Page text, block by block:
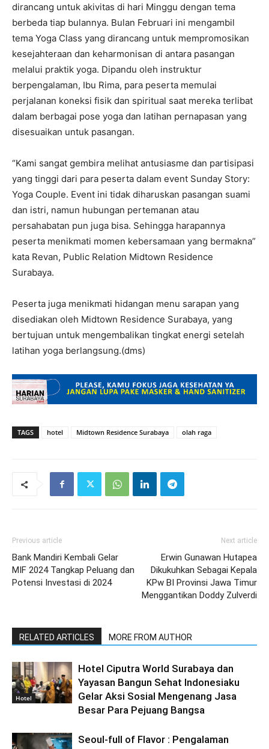
dirancang untuk akivitas di hari Minggu dengan tema
berbeda tiap bulannya. Bulan Februari ini mengambil
tema Yoga Class yang dirancang untuk mempromosikan
kesejahteraan dan keharmonisan di antara pasangan
melalui praktik yoga. Dipandu oleh instruktur
berpengalaman, Ibu Rima, para peserta memulai
perjalanan koneksi fisik dan spiritual saat mereka terlibat
dalam berbagai pose yoga dan latihan pernapasan yang
disesuaikan untuk pasangan.
“Kami sangat gembira melihat antusiasme dan partisipasi
yang tinggi dari para peserta dalam event Sunday Story:
Yoga Couple. Event ini tidak diharuskan pasangan suami
dan istri, namun hubungan pertemanan atau
persahabatan pun juga bisa. Sehingga harapannya
peserta menikmati momen kebersamaan yang bermakna”
kata Revan, Public Relation Midtown Residence
Surabaya.
Peserta juga menikmati hidangan menu sarapan yang
disediakan oleh Midtown Residence Surabaya, yang
bertujuan untuk mengembalikan tingkat energi setelah
latihan yoga berlangsung.(dms)
TAGS hotel Midtown Residence Surabaya olah raga
Previous article
Bank Mandiri Kembali Gelar
MIF 2024 Tangkap Peluang dan
Potensi Investasi di 2024
Next article
Erwin Gunawan Hutapea
Dikukuhkan Sebagai Kepala
KPw BI Provinsi Jawa Timur
Menggantikan Doddy Zulverdi
RELATED ARTICLES MORE FROM AUTHOR
Hotel
Hotel Ciputra World Surabaya dan
Yayasan Bangun Sehat Indonesiaku
Gelar Aksi Sosial Mengenang Jasa
Besar Para Pejuang Bangsa
Seoul-full of Flavor : Pengalaman